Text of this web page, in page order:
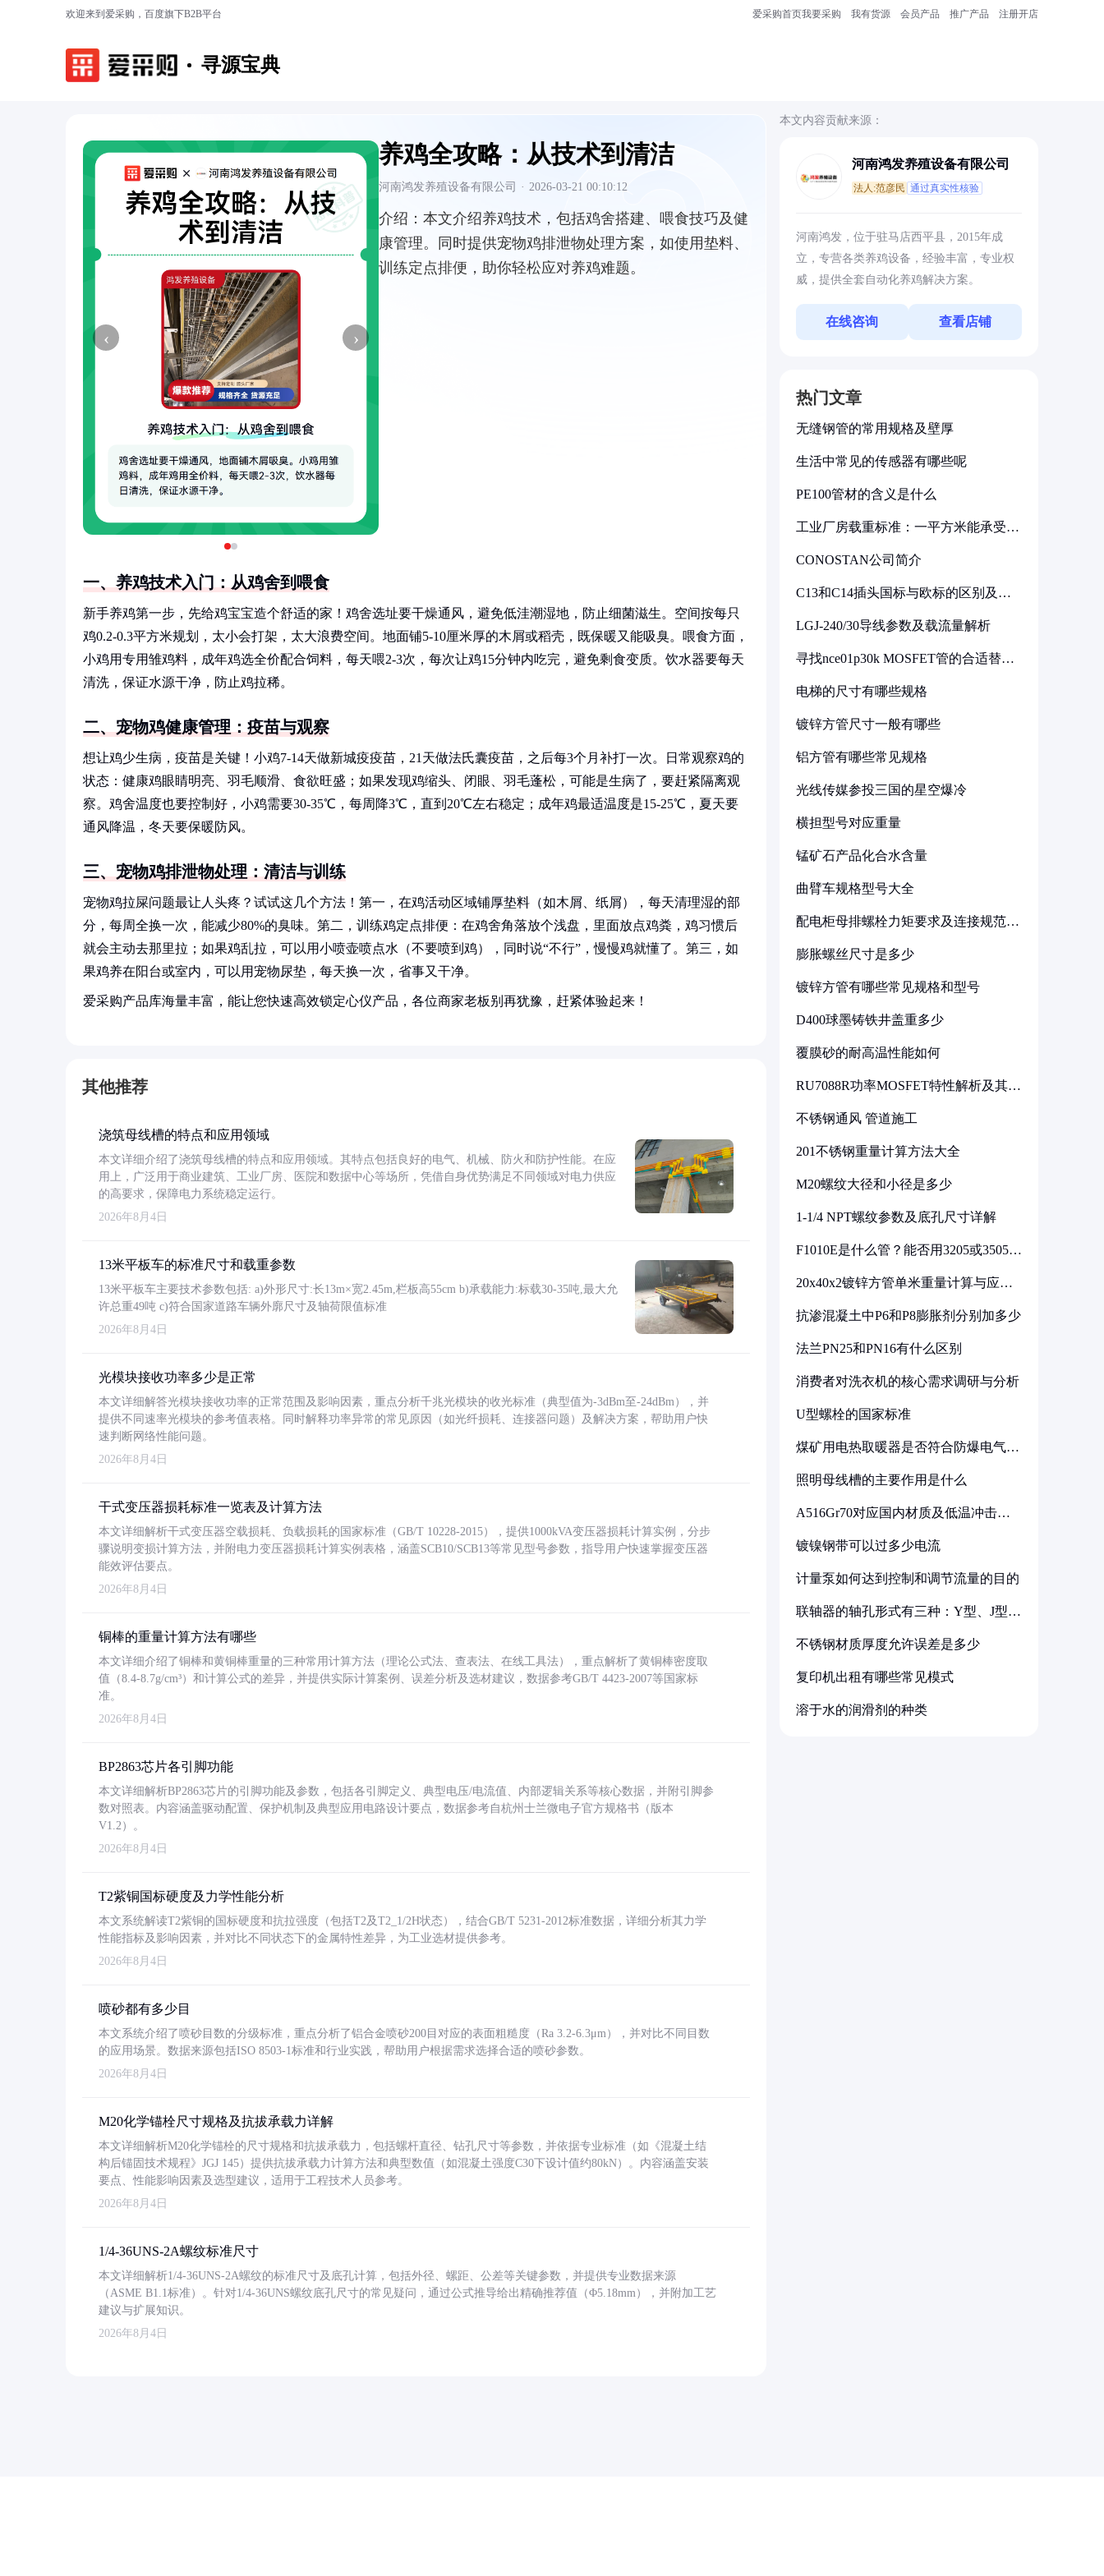
欢迎来到爱采购，百度旗下B2B平台 爱采购首页我要采购 我有货源 会员产品 推广产品 注册开店
寻源宝典
‹ ›
养鸡全攻略：从技术到清洁
河南鸿发养殖设备有限公司 · 2026-03-21 00:10:12
介绍： 本文介绍养鸡技术，包括鸡舍搭建、喂食技巧及健
康管理。同时提供宠物鸡排泄物处理方案，如使用垫料、
训练定点排便，助你轻松应对养鸡难题。
一、养鸡技术入门：从鸡舍到喂食
新手养鸡第一步，先给鸡宝宝造个舒适的家！鸡舍选址要干燥通风，避免低洼潮湿地，防止细菌滋生。空间按每只
鸡0.2-0.3平方米规划，太小会打架，太大浪费空间。地面铺5-10厘米厚的木屑或稻壳，既保暖又能吸臭。喂食方面，
小鸡用专用雏鸡料，成年鸡选全价配合饲料，每天喂2-3次，每次让鸡15分钟内吃完，避免剩食变质。饮水器要每天
清洗，保证水源干净，防止鸡拉稀。
二、宠物鸡健康管理：疫苗与观察
想让鸡少生病，疫苗是关键！小鸡7-14天做新城疫疫苗，21天做法氏囊疫苗，之后每3个月补打一次。日常观察鸡的
状态：健康鸡眼睛明亮、羽毛顺滑、食欲旺盛；如果发现鸡缩头、闭眼、羽毛蓬松，可能是生病了，要赶紧隔离观
察。鸡舍温度也要控制好，小鸡需要30-35℃，每周降3℃，直到20℃左右稳定；成年鸡最适温度是15-25℃，夏天要
通风降温，冬天要保暖防风。
三、宠物鸡排泄物处理：清洁与训练
宠物鸡拉屎问题最让人头疼？试试这几个方法！第一，在鸡活动区域铺厚垫料（如木屑、纸屑），每天清理湿的部
分，每周全换一次，能减少80%的臭味。第二，训练鸡定点排便：在鸡舍角落放个浅盘，里面放点鸡粪，鸡习惯后
就会主动去那里拉；如果鸡乱拉，可以用小喷壶喷点水（不要喷到鸡），同时说“不行”，慢慢鸡就懂了。第三，如
果鸡养在阳台或室内，可以用宠物尿垫，每天换一次，省事又干净。
爱采购产品库海量丰富，能让您快速高效锁定心仪产品，各位商家老板别再犹豫，赶紧体验起来！
其他推荐
浇筑母线槽的特点和应用领域
本文详细介绍了浇筑母线槽的特点和应用领域。其特点包括良好的电气、机械、防火和防护性能。在应
用上，广泛用于商业建筑、工业厂房、医院和数据中心等场所，凭借自身优势满足不同领域对电力供应
的高要求，保障电力系统稳定运行。
2026年8月4日
13米平板车的标准尺寸和载重参数
13米平板车主要技术参数包括: a)外形尺寸:长13m×宽2.45m,栏板高55cm b)承载能力:标载30-35吨,最大允
许总重49吨 c)符合国家道路车辆外廓尺寸及轴荷限值标准
2026年8月4日
光模块接收功率多少是正常
本文详细解答光模块接收功率的正常范围及影响因素，重点分析千兆光模块的收光标准（典型值为-3dBm至-24dBm），并
提供不同速率光模块的参考值表格。同时解释功率异常的常见原因（如光纤损耗、连接器问题）及解决方案，帮助用户快
速判断网络性能问题。
2026年8月4日
干式变压器损耗标准一览表及计算方法
本文详细解析干式变压器空载损耗、负载损耗的国家标准（GB/T 10228-2015），提供1000kVA变压器损耗计算实例，分步
骤说明变损计算方法，并附电力变压器损耗计算实例表格，涵盖SCB10/SCB13等常见型号参数，指导用户快速掌握变压器
能效评估要点。
2026年8月4日
铜棒的重量计算方法有哪些
本文详细介绍了铜棒和黄铜棒重量的三种常用计算方法（理论公式法、查表法、在线工具法），重点解析了黄铜棒密度取
值（8.4-8.7g/cm³）和计算公式的差异，并提供实际计算案例、误差分析及选材建议，数据参考GB/T 4423-2007等国家标
准。
2026年8月4日
BP2863芯片各引脚功能
本文详细解析BP2863芯片的引脚功能及参数，包括各引脚定义、典型电压/电流值、内部逻辑关系等核心数据，并附引脚参
数对照表。内容涵盖驱动配置、保护机制及典型应用电路设计要点，数据参考自杭州士兰微电子官方规格书（版本
V1.2）。
2026年8月4日
T2紫铜国标硬度及力学性能分析
本文系统解读T2紫铜的国标硬度和抗拉强度（包括T2及T2_1/2H状态），结合GB/T 5231-2012标准数据，详细分析其力学
性能指标及影响因素，并对比不同状态下的金属特性差异，为工业选材提供参考。
2026年8月4日
喷砂都有多少目
本文系统介绍了喷砂目数的分级标准，重点分析了铝合金喷砂200目对应的表面粗糙度（Ra 3.2-6.3μm），并对比不同目数
的应用场景。数据来源包括ISO 8503-1标准和行业实践，帮助用户根据需求选择合适的喷砂参数。
2026年8月4日
M20化学锚栓尺寸规格及抗拔承载力详解
本文详细解析M20化学锚栓的尺寸规格和抗拔承载力，包括螺杆直径、钻孔尺寸等参数，并依据专业标准（如《混凝土结
构后锚固技术规程》JGJ 145）提供抗拔承载力计算方法和典型数值（如混凝土强度C30下设计值约80kN）。内容涵盖安装
要点、性能影响因素及选型建议，适用于工程技术人员参考。
2026年8月4日
1/4-36UNS-2A螺纹标准尺寸
本文详细解析1/4-36UNS-2A螺纹的标准尺寸及底孔计算，包括外径、螺距、公差等关键参数，并提供专业数据来源
（ASME B1.1标准）。针对1/4-36UNS螺纹底孔尺寸的常见疑问，通过公式推导给出精确推荐值（Φ5.18mm），并附加工艺
建议与扩展知识。
2026年8月4日
本文内容贡献来源：
河南鸿发养殖设备有限公司
法人:范彦民 通过真实性核验
河南鸿发，位于驻马店西平县，2015年成
立，专营各类养鸡设备，经验丰富，专业权
威，提供全套自动化养鸡解决方案。
在线咨询 查看店铺
热门文章
无缝钢管的常用规格及壁厚
生活中常见的传感器有哪些呢
PE100管材的含义是什么
工业厂房载重标准：一平方米能承受多
CONOSTAN公司简介
C13和C14插头国标与欧标的区别及其
LGJ-240/30导线参数及载流量解析
寻找nce01p30k MOSFET管的合适替代
电梯的尺寸有哪些规格
镀锌方管尺寸一般有哪些
铝方管有哪些常见规格
光线传媒参投三国的星空爆冷
横担型号对应重量
锰矿石产品化合水含量
曲臂车规格型号大全
配电柜母排螺栓力矩要求及连接规范详
膨胀螺丝尺寸是多少
镀锌方管有哪些常见规格和型号
D400球墨铸铁井盖重多少
覆膜砂的耐高温性能如何
RU7088R功率MOSFET特性解析及其在
不锈钢通风 管道施工
201不锈钢重量计算方法大全
M20螺纹大径和小径是多少
1-1/4 NPT螺纹参数及底孔尺寸详解
F1010E是什么管？能否用3205或3505代
20x40x2镀锌方管单米重量计算与应用
抗渗混凝土中P6和P8膨胀剂分别加多少
法兰PN25和PN16有什么区别
消费者对洗衣机的核心需求调研与分析
U型螺栓的国家标准
煤矿用电热取暖器是否符合防爆电气设
照明母线槽的主要作用是什么
A516Gr70对应国内材质及低温冲击要
镀镍钢带可以过多少电流
计量泵如何达到控制和调节流量的目的
联轴器的轴孔形式有三种：Y型、J型、
不锈钢材质厚度允许误差是多少
复印机出租有哪些常见模式
溶于水的润滑剂的种类